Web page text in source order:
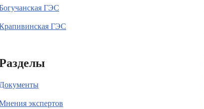
ГЭС
ГЭС
экспертов